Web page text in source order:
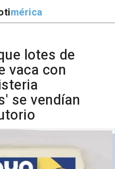
mérica
lotes de
vaca con
se vendían